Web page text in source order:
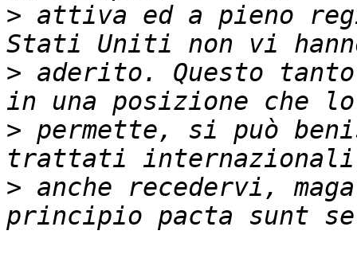
> attiva ed a pieno
> aderito. Questo
> permette, si può
> anche recedervi,